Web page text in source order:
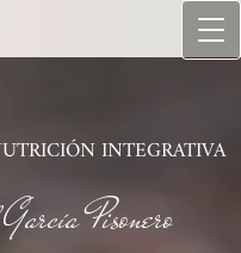
INTEGRATIVA
Pisonero